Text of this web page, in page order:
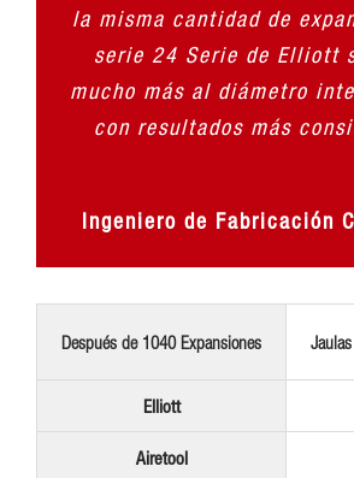
la misma cantidad de
serie 24 Serie de Elliott
mucho más al diámetro
con resultados más
Ingeniero de Fabricación
Después de 1040 Expansiones
Elliott
Airetool